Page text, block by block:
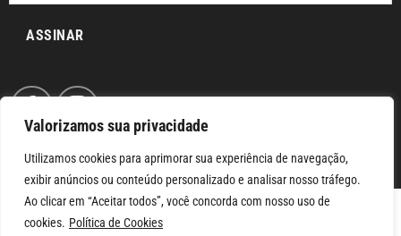
Valorizamos sua privacidade
Utilizamos cookies para aprimorar sua experiência de navegação,
exibir anúncios ou conteúdo personalizado e analisar nosso tráfego.
Ao clicar em “Aceitar todos”, você concorda com nosso uso de
cookies. Política de Cookies
ASSINAR